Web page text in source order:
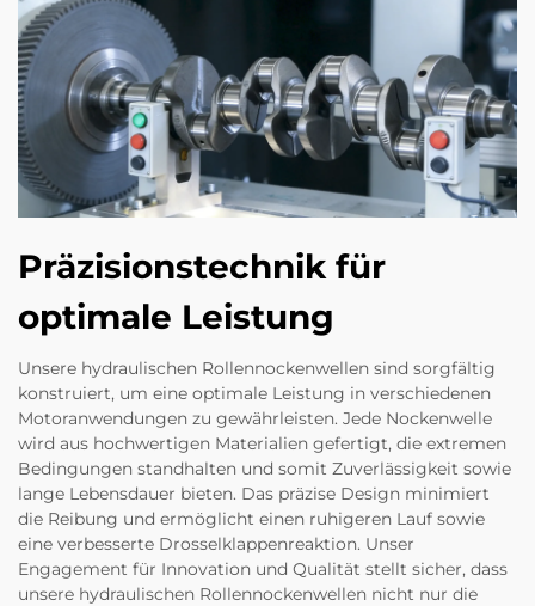
Präzisionstechnik für
optimale Leistung
Unsere hydraulischen Rollennockenwellen sind sorgfältig
konstruiert, um eine optimale Leistung in verschiedenen
Motoranwendungen zu gewährleisten. Jede Nockenwelle
wird aus hochwertigen Materialien gefertigt, die extremen
Bedingungen standhalten und somit Zuverlässigkeit sowie
lange Lebensdauer bieten. Das präzise Design minimiert
die Reibung und ermöglicht einen ruhigeren Lauf sowie
eine verbesserte Drosselklappenreaktion. Unser
Engagement für Innovation und Qualität stellt sicher, dass
unsere hydraulischen Rollennockenwellen nicht nur die